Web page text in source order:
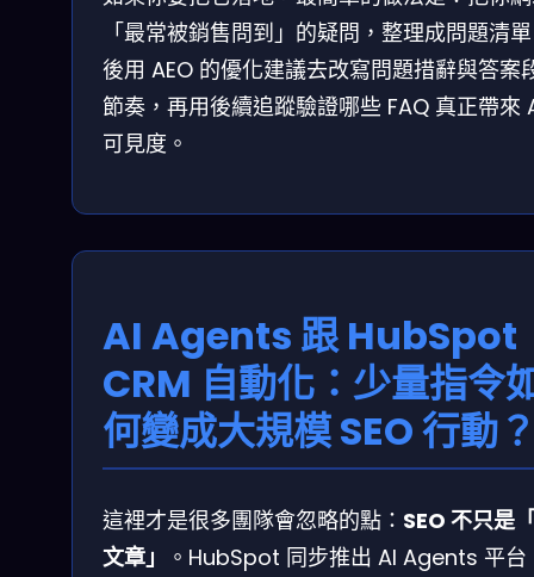
「最常被銷售問到」的疑問，整理成問題清
後用 AEO 的優化建議去改寫問題措辭與答案
節奏，再用後續追蹤驗證哪些 FAQ 真正帶來
可見度。
AI Agents 跟 HubSpot
CRM 自動化：少量指令
何變成大規模 SEO 行動
這裡才是很多團隊會忽略的點： SEO 不只是
文章」
。HubSpot 同步推出 AI Agents 平台